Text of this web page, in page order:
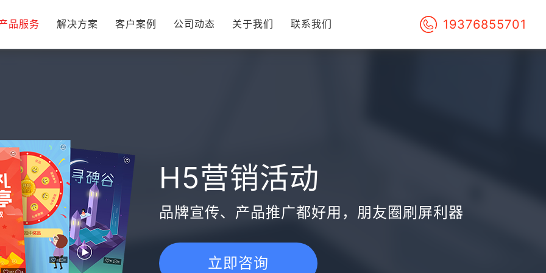
品服务 解决方案 客户案例 公司动态 关于我们 联系我们 19376855701
H5营销活动
品牌宣传、产品推广都好用，朋友圈刷屏利器
立即咨询